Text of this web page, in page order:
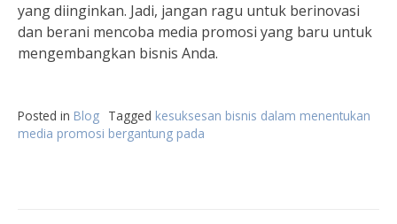
yang diinginkan. Jadi, jangan ragu untuk berinovasi
dan berani mencoba media promosi yang baru untuk
mengembangkan bisnis Anda.
Posted in Blog Tagged kesuksesan bisnis dalam menentukan
media promosi bergantung pada